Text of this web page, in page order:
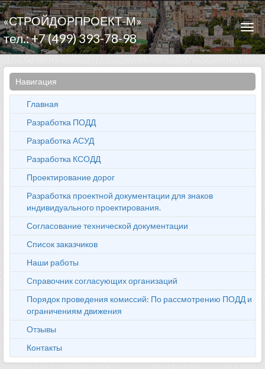
«СТРОЙДОРПРОЕКТ-М»
тел.: +7 (499) 393-78-98
Навигация
Главная
Разработка ПОДД
Разработка АСУД
Разработка КСОДД
Проектирование дорог
Разработка проектной документации для знаков
индивидуального проектирования.
Согласование технической документации
Список заказчиков
Наши работы
Справочник согласующих организаций
Порядок проведения комиссий: По рассмотрению ПОДД и
ограничениям движения
Отзывы
Контакты